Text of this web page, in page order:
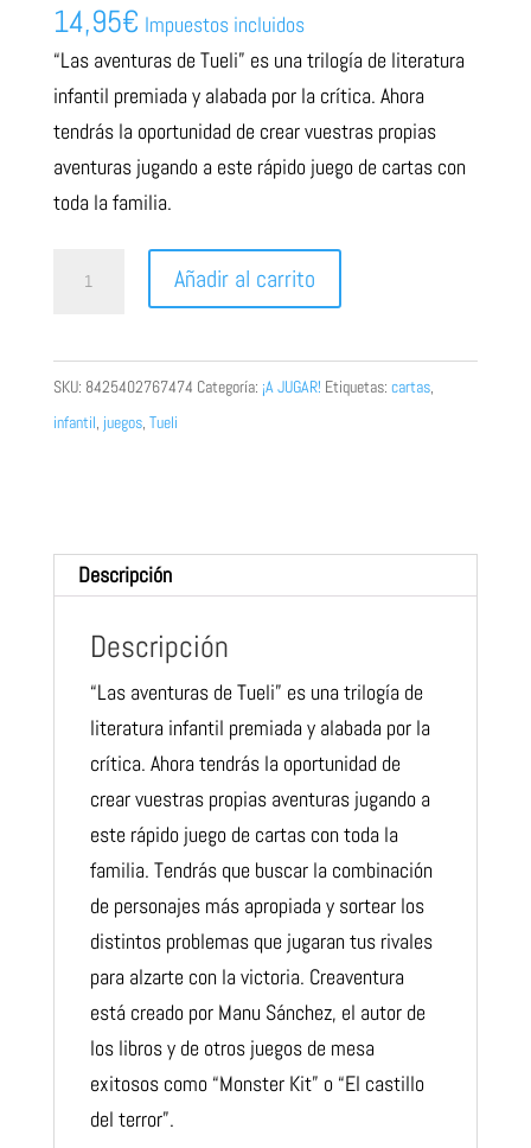
14,95€ Impuestos incluidos
“Las aventuras de Tueli” es una trilogía de literatura
infantil premiada y alabada por la crítica. Ahora
tendrás la oportunidad de crear vuestras propias
aventuras jugando a este rápido juego de cartas con
toda la familia.
Añadir al carrito
SKU: 8425402767474 Categoría: ¡A JUGAR! Etiquetas: cartas,
infantil, juegos, Tueli
Descripción
Descripción
“Las aventuras de Tueli” es una trilogía de
literatura infantil premiada y alabada por la
crítica. Ahora tendrás la oportunidad de
crear vuestras propias aventuras jugando a
este rápido juego de cartas con toda la
familia. Tendrás que buscar la combinación
de personajes más apropiada y sortear los
distintos problemas que jugaran tus rivales
para alzarte con la victoria. Creaventura
está creado por Manu Sánchez, el autor de
los libros y de otros juegos de mesa
exitosos como “Monster Kit” o “El castillo
del terror”.